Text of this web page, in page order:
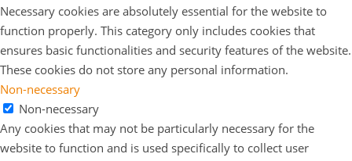
Necessary cookies are absolutely essential for the website to
function properly. This category only includes cookies that
ensures basic functionalities and security features of the website.
These cookies do not store any personal information.
Non-necessary
Non-necessary
Any cookies that may not be particularly necessary for the
website to function and is used specifically to collect user